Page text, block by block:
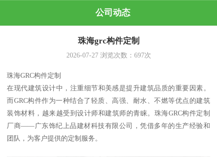
公司动态
珠海grc构件定制
2026-07-27浏览次数： 697次
珠海GRC构件定制
在现代建筑设计中，注重细节和美感是提升建筑品质的重要因素。
而GRC构件作为一种结合了轻质、高强、耐水、不燃等优点的建筑
装饰材料，越来越受到设计师和建筑师的青睐。珠海GRC构件定制
厂商——广东饰纪上品建材科技有限公司，凭借多年的生产经验和
团队，为客户提供的定制服务。